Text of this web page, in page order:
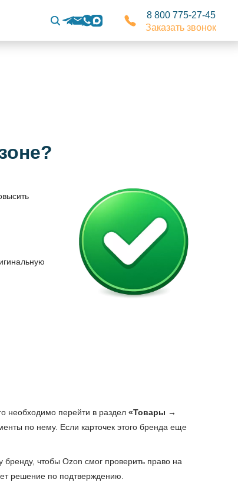
8 800 775-27-45
Заказать звонок
необходимо перейти в раздел «Товары →
по нему. Если карточек этого бренда еще
чтобы Ozon смог проверить право на
решение по подтверждению.